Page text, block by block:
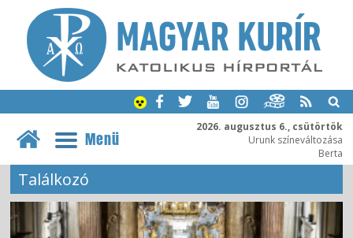
2026. augusztus 6., csütörtök
Urunk színeváltozása
Berta
Menü
Találkozó